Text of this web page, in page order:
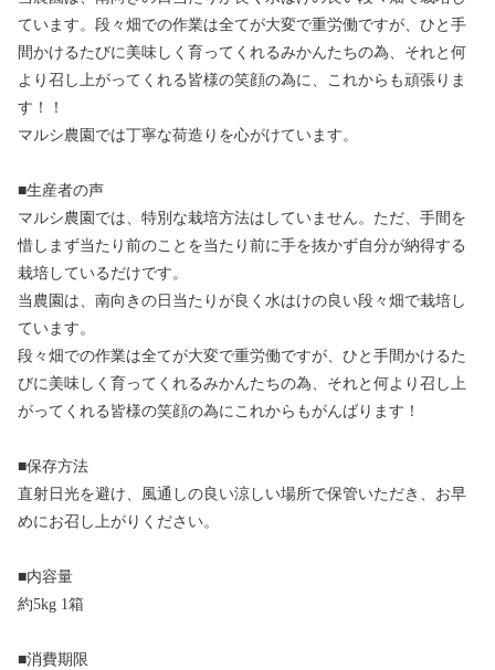
ています。段々畑での作業は全てが大変で重労働ですが、ひと手
間かけるたびに美味しく育ってくれるみかんたちの為、それと何
より召し上がってくれる皆様の笑顔の為に、これからも頑張りま
す！！
マルシ農園では丁寧な荷造りを心がけています。
■生産者の声
マルシ農園では、特別な栽培方法はしていません。ただ、手間を
惜しまず当たり前のことを当たり前に手を抜かず自分が納得する
栽培しているだけです。
当農園は、南向きの日当たりが良く水はけの良い段々畑で栽培し
ています。
段々畑での作業は全てが大変で重労働ですが、ひと手間かけるた
びに美味しく育ってくれるみかんたちの為、それと何より召し上
がってくれる皆様の笑顔の為にこれからもがんばります！
■保存方法
直射日光を避け、風通しの良い涼しい場所で保管いただき、お早
めにお召し上がりください。
■内容量
約5kg 1箱
■消費期限